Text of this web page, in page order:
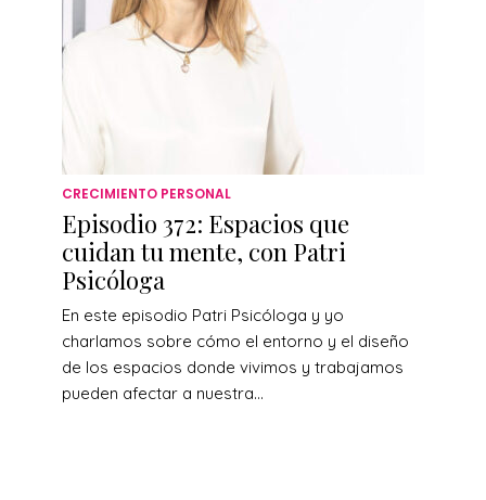
CRECIMIENTO PERSONAL
Episodio 372: Espacios que
cuidan tu mente, con Patri
Psicóloga
En este episodio Patri Psicóloga y yo
charlamos sobre cómo el entorno y el diseño
de los espacios donde vivimos y trabajamos
pueden afectar a nuestra...